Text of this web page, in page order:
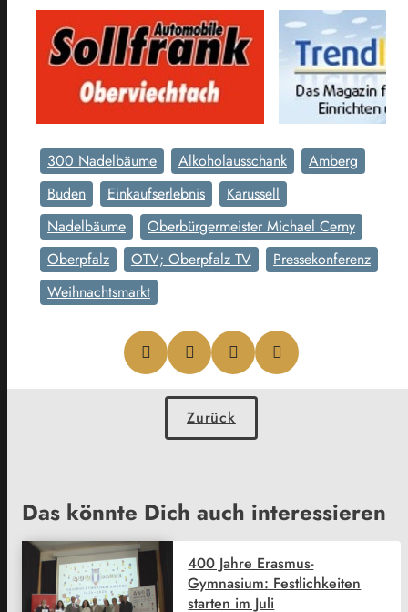
300 Nadelbäume Alkoholausschank
Amberg
Buden
Einkaufserlebnis
Karussell
Nadelbäume
Oberbürgermeister Michael Cerny
Oberpfalz
OTV; Oberpfalz TV
Pressekonferenz
Weihnachtsmarkt
Zurück
Das könnte Dich auch interessieren
400 Jahre Erasmus-
Gymnasium: Festlichkeiten
starten im Juli